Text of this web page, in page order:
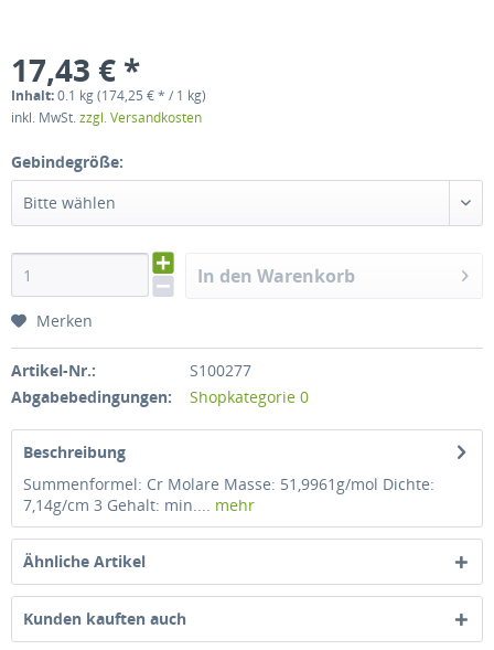
17,43 € *
Inhalt:0.1 kg (174,25 € * / 1 kg)
inkl. MwSt.zzgl. Versandkosten
Gebindegröße:
Bitte wählen
In den Warenkorb
Merken
Artikel-Nr.:
S100277
Abgabebedingungen:
Shopkategorie 0
Beschreibung
Summenformel: Cr Molare Masse: 51,9961g/mol Dichte:
7,14g/cm 3 Gehalt: min.... mehr
Ähnliche Artikel
Kunden kauften auch